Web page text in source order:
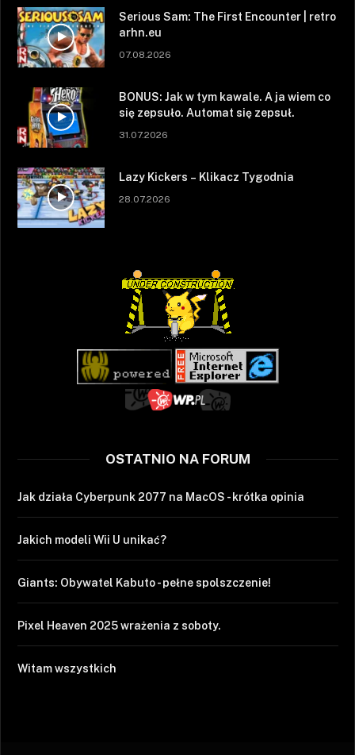
Serious Sam: The First Encounter | retro
arhn.eu
07.08.2026
BONUS: Jak w tym kawale. A ja wiem co
się zepsuło. Automat się zepsuł.
31.07.2026
Lazy Kickers – Klikacz Tygodnia
28.07.2026
OSTATNIO NA FORUM
Jak działa Cyberpunk 2077 na MacOS - krótka opinia
Jakich modeli Wii U unikać?
Giants: Obywatel Kabuto - pełne spolszczenie!
Pixel Heaven 2025 wrażenia z soboty.
Witam wszystkich